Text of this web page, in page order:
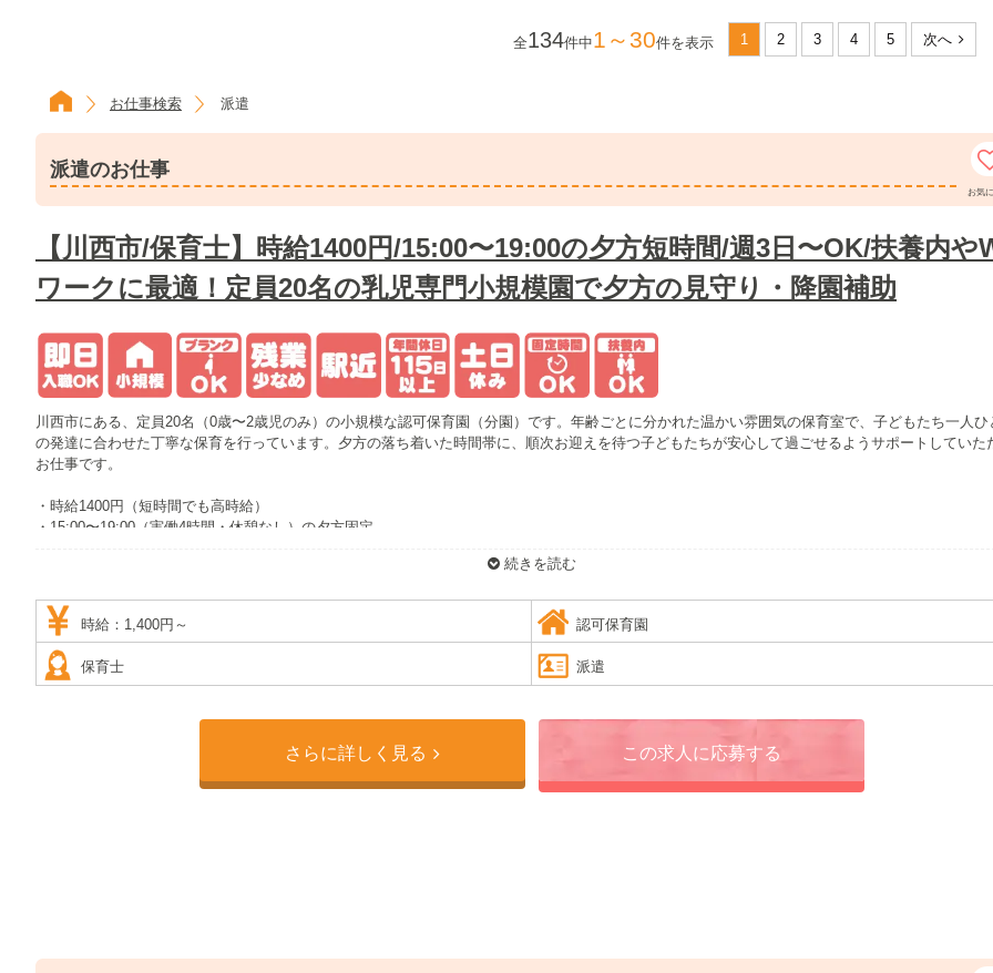
全134件中1～30件を表示 1 2 3 4 5 次へ
お仕事検索 派遣
派遣のお仕事
お気
【川西市/保育士】時給1400円/15:00〜19:00の夕方短時間/週3日〜OK/扶養内や
ワークに最適！定員20名の乳児専門小規模園で夕方の見守り・降園補助
川西市にある、定員20名（0歳〜2歳児のみ）の小規模な認可保育園（分園）です。年齢ごとに分かれた温かい雰囲気の保育室で、子どもたち一人ひ
の発達に合わせた丁寧な保育を行っています。夕方の落ち着いた時間帯に、順次お迎えを待つ子どもたちが安心して過ごせるようサポートしていた
お仕事です。
・時給1400円（短時間でも高時給）
・15:00〜19:00（実働4時間・休憩なし）の夕方固定
続きを読む
時給：1,400円～ 認可保育園
保育士 派遣
さらに詳しく見る この求人に応募する